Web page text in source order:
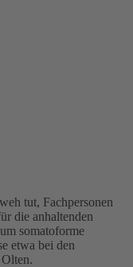
tut, Fachpersonen
die anhaltenden
somatoforme
etwa bei den